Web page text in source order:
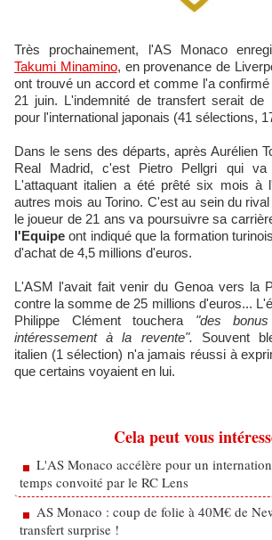
Très prochainement, l'AS Monaco
Takumi Minamino, en provenance de
ont trouvé un accord et comme l'a
21 juin. L'indemnité de transfert serait de
pour l'international japonais (41 sélections,
Dans le sens des départs, après Aurélien
Real Madrid, c'est Pietro Pellgri qui va
L'attaquant italien a été prêté six mois à
autres mois au Torino. C'est au sein du
le joueur de 21 ans va poursuivre sa
l'Equipe ont indiqué que la formation
d'achat de 4,5 millions d'euros.
L'ASM l'avait fait venir du Genoa vers la
contre la somme de 25 millions d'euros...
Philippe Clément touchera "des
intéressement à la revente". Souvent
italien (1 sélection) n'a jamais réussi à
que certains voyaient en lui.
Cela peut vous
L'AS Monaco accélère pour un
temps convoité par le RC Lens
AS Monaco : coup de folie à 40M€ de
transfert surprise !